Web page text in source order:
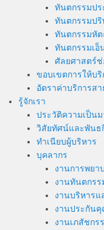
ทันตกรรมปร
ทันตกรรมป
ทันตกรรมหัต
ทันตกรรมเอ็
ศัลยศาสตร์ช่
ขอบเขตการให้บ
อัตราค่าบริการส
รู้จักเรา
ประวัติความเป็นม
วิสัยทัศน์และพันธ
ทำเนียบผู้บริหาร
บุคลากร
งานการพยา
งานทันตกรร
งานบริหารแ
งานประกัน
งานเภสัชกร